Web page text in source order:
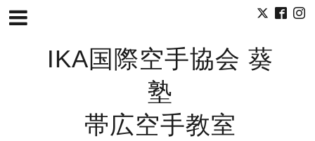
IKA国際空手協会 葵
塾
帯広空手教室